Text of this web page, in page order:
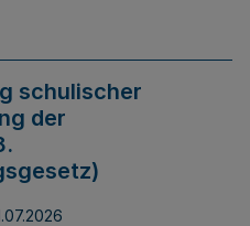
schulischer
der